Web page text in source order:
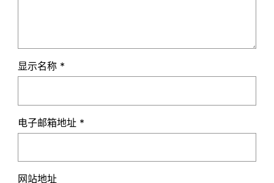
显示名称 *
电子邮箱地址 *
网站地址